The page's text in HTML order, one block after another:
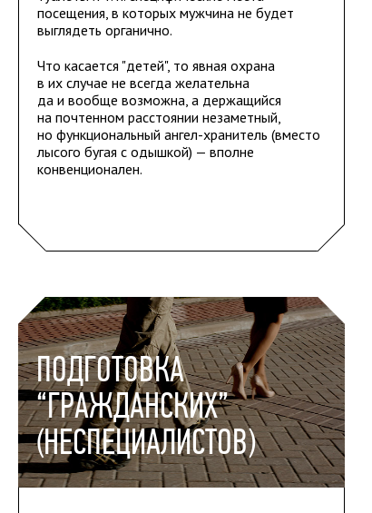
посещения, в которых мужчина не будет
выглядеть органично.
Что касается "детей", то явная охрана
в их случае не всегда желательна
да и вообще возможна, а держащийся
на почтенном расстоянии незаметный,
но функциональный ангел-хранитель (вместо
лысого бугая с одышкой) — вполне
конвенционален.
ПОДГОТОВКА
“ГРАЖДАНСКИХ”
(НЕСПЕЦИАЛИСТОВ)